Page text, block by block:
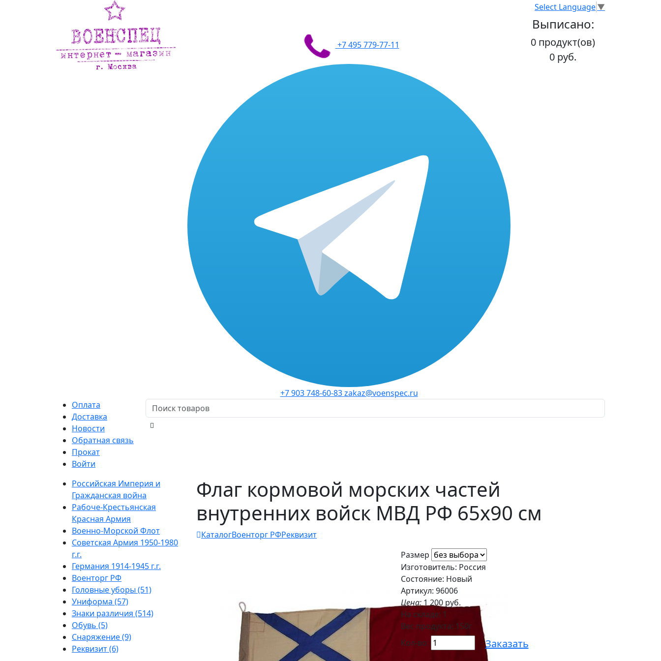
+7 495 779-77-11
+7 903 748-60-83zakaz@voenspec.ru
Select Language▼
Выписано:
0 продукт(ов)
0 руб.
Оплата
Доставка
Новости
Обратная связь
Прокат
Войти
Российская Империя и
Гражданская война
Рабоче-Крестьянская
Красная Армия
Военно-Морской Флот
Советская Армия 1950-1980
г.г.
Германия 1914-1945 г.г.
Военторг РФ
Головные уборы (51)
Униформа (57)
Знаки различия (514)
Обувь (5)
Снаряжение (9)
Реквизит (6)
Флаг кормовой морских частей
внутренних войск МВД РФ 65х90 см
КаталогВоенторг РФРеквизит
Размер
Изготовитель: Россия
Состояние: Новый
Артикул: 96006
Цена:1 200 руб.
На складе: 1
Вес продукта: 150г
Кол-во:
Заказать